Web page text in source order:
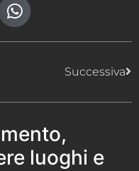
Successiva
luoghi e